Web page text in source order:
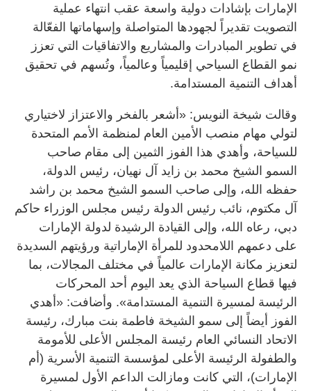
الإمارات بإشادات دولية واسعة عقب انتهاء عملية
التصويت تقديراً لجهودها المتواصلة وإسهاماتها الفعّالة
في تطوير المبادرات والمشاريع والاتفاقيات التي تعزز
نمو القطاع السياحي إقليمياً وعالمياً، وتُسهم في تحقيق
أهداف التنمية المستدامة.
وقالت شيخة النويس: «أشعر بالفخر والاعتزاز لاختياري
لتولي مهام منصب الأمين العام لمنظمة الأمم المتحدة
للسياحة، وأهدي هذا الفوز الثمين إلى مقام صاحب
السمو الشيخ محمد بن زايد آل نهيان، رئيس الدولة،
حفظه الله، وإلى صاحب السمو الشيخ محمد بن راشد
آل مكتوم، نائب رئيس الدولة رئيس مجلس الوزراء حاكم
دبي، رعاه الله، وإلى القيادة الرشيدة لدولة الإمارات
على دعمهم اللامحدود للمرأة الإماراتية ورؤيتهم السديدة
لتعزيز مكانة الإمارات عالمياً في مختلف المجالات، بما
فيها قطاع السياحة الذي يعد اليوم أحد المحركات
الرئيسة لمسيرة التنمية المستدامة». وأضافت: «أهدي
الفوز أيضاً إلى سمو الشيخة فاطمة بنت مبارك، رئيسة
الاتحاد النسائي العام رئيسة المجلس الأعلى للأمومة
والطفولة الرئيسة الأعلى لمؤسسة التنمية الأسرية (أم
الإمارات)، التي كانت ومازالت الداعم الأول لمسيرة